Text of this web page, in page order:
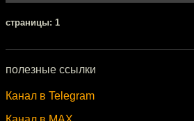
cтраницы: 1
полезные ссылки
Канал в Telegram